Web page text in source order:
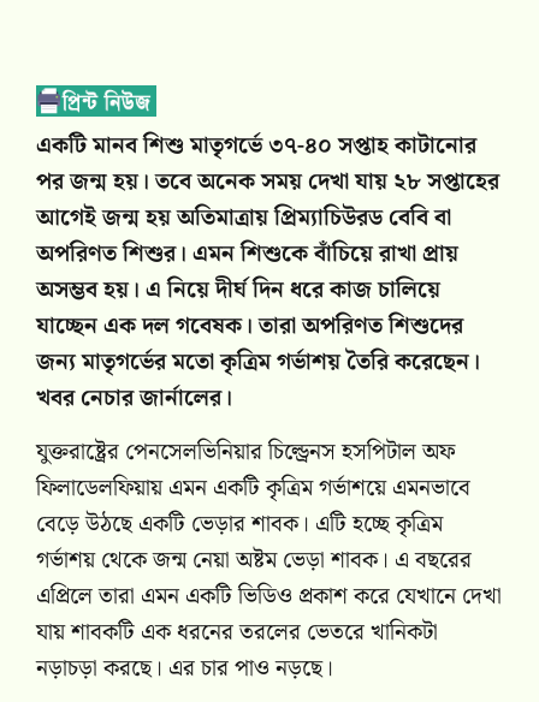
একটি মানব শিশু মাতৃগর্ভে ৩৭-৪০ সপ্তাহ কাটানোর
পর জন্ম হয়। তবে অনেক সময় দেখা যায় ২৮ সপ্তাহের
আগেই জন্ম হয় অতিমাত্রায় প্রিম্যাচিউরড বেবি বা
অপরিণত শিশুর। এমন শিশুকে বাঁচিয়ে রাখা প্রায়
অসম্ভব হয়। এ নিয়ে দীর্ঘ দিন ধরে কাজ চালিয়ে
যাচ্ছেন এক দল গবেষক। তারা অপরিণত শিশুদের
জন্য মাতৃগর্ভের মতো কৃত্রিম গর্ভাশয় তৈরি করেছেন।
খবর নেচার জার্নালের।
যুক্তরাষ্ট্রের পেনসেলভিনিয়ার চিল্ড্রেনস হসপিটাল অফ
ফিলাডেলফিয়ায় এমন একটি কৃত্রিম গর্ভাশয়ে এমনভাবে
বেড়ে উঠছে একটি ভেড়ার শাবক। এটি হচ্ছে কৃত্রিম
গর্ভাশয় থেকে জন্ম নেয়া অষ্টম ভেড়া শাবক। এ বছরের
এপ্রিলে তারা এমন একটি ভিডিও প্রকাশ করে যেখানে দেখা
যায় শাবকটি এক ধরনের তরলের ভেতরে খানিকটা
নড়াচড়া করছে। এর চার পাও নড়ছে।